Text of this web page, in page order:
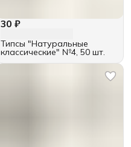
30 ₽
Типсы "Натуральные
классические" №4, 50 шт.